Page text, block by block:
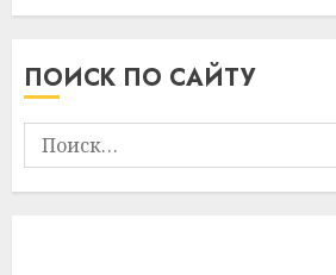
3:36 09.08.2026
ПОИСК ПО САЙТУ
Найти: